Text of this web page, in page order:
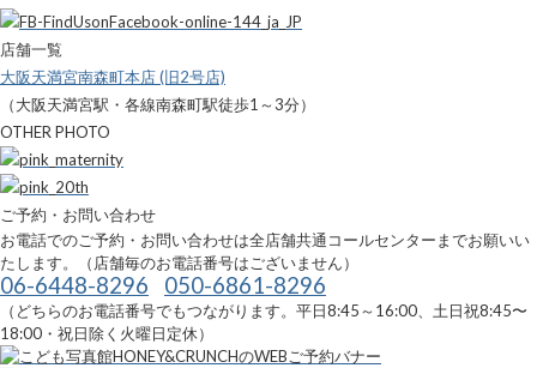
店舗一覧
大阪天満宮南森町本店 (旧2号店)
（大阪天満宮駅・各線南森町駅徒歩1～3分）
OTHER PHOTO
ご予約・お問い合わせ
お電話でのご予約・お問い合わせは全店舗共通コールセンターまでお願いい
たします。（店舗毎のお電話番号はございません）
06-6448-8296 050-6861-8296
（どちらのお電話番号でもつながります。平日8:45～16:00、土日祝8:45〜
18:00・祝日除く火曜日定休）